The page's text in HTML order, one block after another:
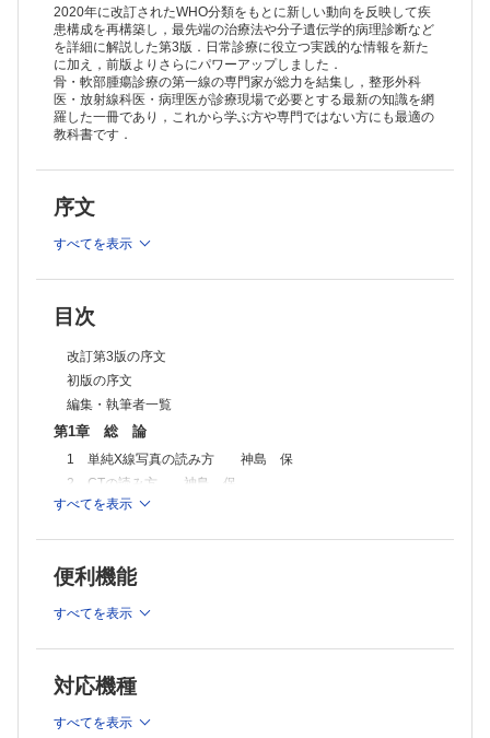
10 悪性腫瘍の治療効果の判定 奥田実穂
11 手術療法 木村浩明
12 腫瘍の分類とその変遷 小田義直
13 生検，免疫組織化学染色と遺伝子診断 小田義直
第2章 骨腫瘍
1 軟骨形成性腫瘍
A 良性腫瘍
骨膜性軟骨腫 山口岳彦，稲岡 努，木村浩明
a．内軟骨腫 山口岳彦，稲岡 努，木村浩明
c．軟骨芽細胞腫 山口岳彦，稲岡 努，木村浩明
f．傍骨性骨軟骨異形増生（BPOP） 加藤生真，姫野貴司，木村浩明
B 中間群（局所侵襲性）& 悪性
2．骨内異型軟骨腫瘍 & 骨内軟骨肉腫（Grade 1） 山口岳彦，山口
雅之・三宅基隆，武内章彦
3．骨内軟骨肉腫（Grade 2/3） 山口岳彦，山口雅之・三宅基隆，
武内章彦
4．淡明細胞型軟骨肉腫 山口岳彦，山口雅之・三宅基隆，武内章彦
5．間葉性軟骨肉腫 山口岳彦，山口雅之・三宅基隆，武内章彦
6．脱分化型軟骨肉腫 山口岳彦，山口雅之・三宅基隆，武内章彦
2 骨形成性腫瘍
類骨骨腫 石田 剛，稲岡 努，相羽久輝
骨芽細胞腫 石田 剛，稲岡 努，相羽久輝
1．低悪性度中心型骨肉腫 石田 剛，藤本良太，林 克洋
3．傍骨性骨肉腫 石田 剛，青木隆敏，林 克洋
4．骨膜性骨肉腫 石田 剛，藤本良太，林 克洋
5．二次性骨肉腫 石田 剛，青木隆敏，林 克洋
2020年に改訂されたWHO分類をもとに新しい動向を反映して疾
患構成を再構築し，最先端の治療法や分子遺伝学的病理診断など
を詳細に解説した第3版．日常診療に役立つ実践的な情報を新た
に加え，前版よりさらにパワーアップしました．
骨・軟部腫瘍診療の第一線の専門家が総力を結集し，整形外科
医・放射線科医・病理医が診療現場で必要とする最新の知識を網
羅した一冊であり，これから学ぶ方や専門ではない方にも最適の
教科書です．
序文
すべてを表示
目次
改訂第3版の序文
初版の序文
編集・執筆者一覧
第1章 総 論
1 単純X線写真の読み方 神島 保
2 CTの読み方 神島 保
3 MRIの読み方 神島 保
6 シンチグラフィの読み方 渡辺 憲
7 画像上，腫瘍と間違いやすい正常変異 福田健志
9 放射線療法（重粒子，陽子線含む） 今井礼子
10 悪性腫瘍の治療効果の判定 奥田実穂
11 手術療法 木村浩明
12 腫瘍の分類とその変遷 小田義直
すべてを表示
便利機能
すべてを表示
対応機種
すべてを表示